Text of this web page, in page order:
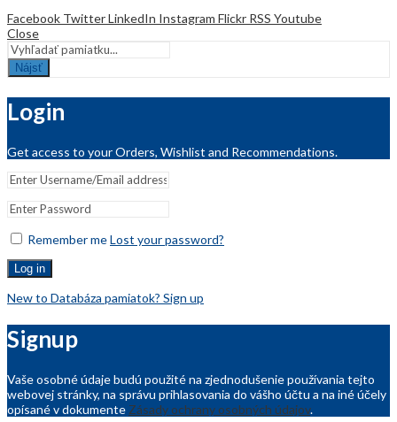
Facebook TwitterLinkedIn Instagram Flickr RSS Youtube
Close
Nájsť
Login
Get access to your Orders, Wishlist and Recommendations.
Remember meLost your password?
Log in
New to Databáza pamiatok? Sign up
Signup
Vaše osobné údaje budú použité na zjednodušenie používania tejto
webovej stránky, na správu prihlasovania do vášho účtu a na iné účely
opísané v dokumente Zásady ochrany osobných údajov.